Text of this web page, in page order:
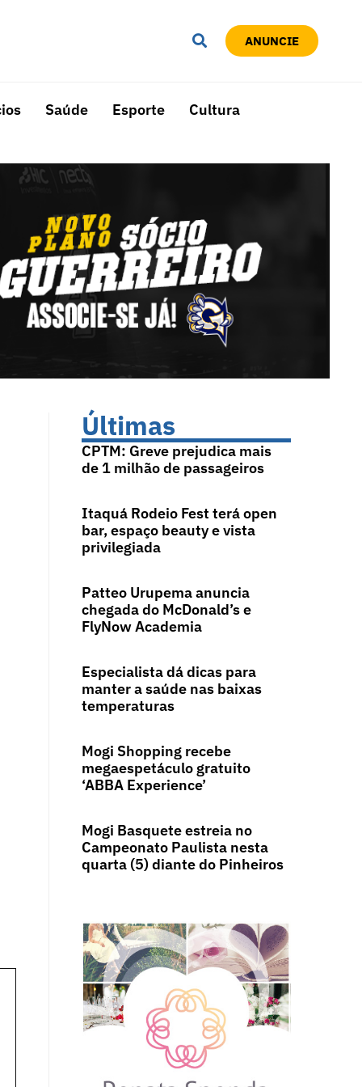
ANUNCIE
Saúde Esporte Cultura
Últimas
CPTM: Greve prejudica mais
de 1 milhão de passageiros
Itaquá Rodeio Fest terá open
bar, espaço beauty e vista
privilegiada
Patteo Urupema anuncia
chegada do McDonald’s e
FlyNow Academia
Especialista dá dicas para
manter a saúde nas baixas
temperaturas
Mogi Shopping recebe
megaespetáculo gratuito
‘ABBA Experience’
Mogi Basquete estreia no
Campeonato Paulista nesta
quarta (5) diante do Pinheiros